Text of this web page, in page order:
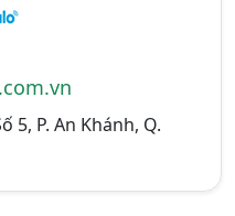
5, P. An Khánh, Q.